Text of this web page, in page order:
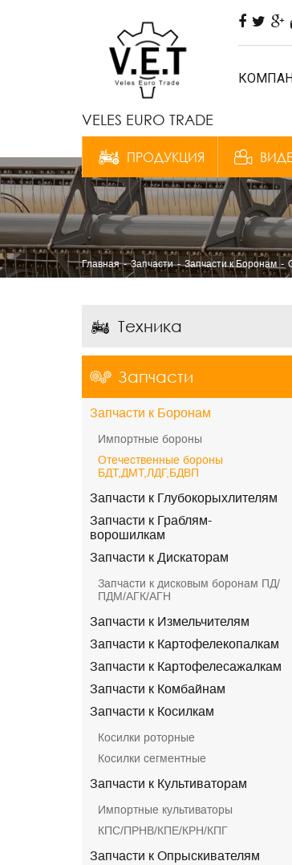
VELES EURO TRADE
ПРОДУКЦИЯ
Главная Запчасти Запчасти к Боронам
Техника
Запчасти
Запчасти к Боронам
Импортные бороны
Отечественные бороны
БДТ,ДМТ,ЛДГ,БДВП
Запчасти к Глубокорыхлителям
Запчасти к Граблям-
ворошилкам
Запчасти к Дискаторам
Запчасти к дисковым боронам ПД/
ПДМ/АГК/АГН
Запчасти к Измельчителям
Запчасти к Картофелекопалкам
Запчасти к Картофелесажалкам
Запчасти к Комбайнам
Запчасти к Косилкам
Косилки роторные
Косилки сегментные
Запчасти к Культиваторам
Импортные культиваторы
КПС/ПРНВ/КПЕ/КРН/КПГ
Запчасти к Опрыскивателям